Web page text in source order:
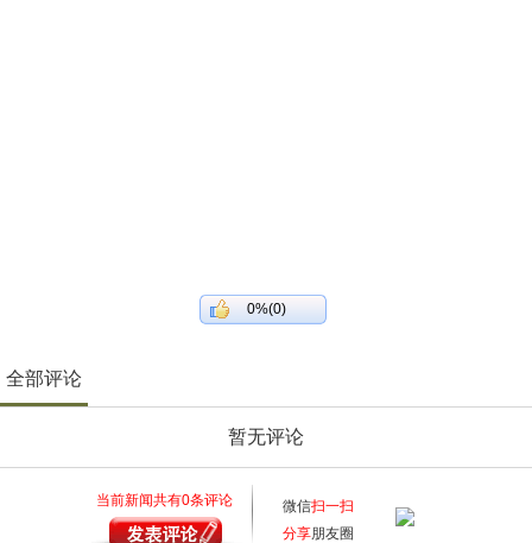
0%(0)
全部评论
暂无评论
当前新闻共有0条评论 微信扫一扫
分享朋友圈